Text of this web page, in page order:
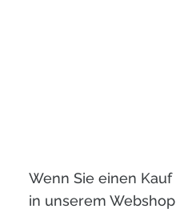
Wenn Sie einen Kauf
in unserem Webshop